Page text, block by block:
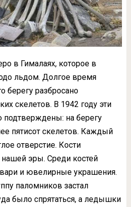
в Гималаях, которое в
льдом. Долгое время
берегу разбросано
скелетов. В 1942 году эти
подтверждены: на берегу
пятисот скелетов. Каждый
отверстие. Кости
эры. Среди костей
и ювелирные украшения.
паломников застал
было спрятаться, а ледышки